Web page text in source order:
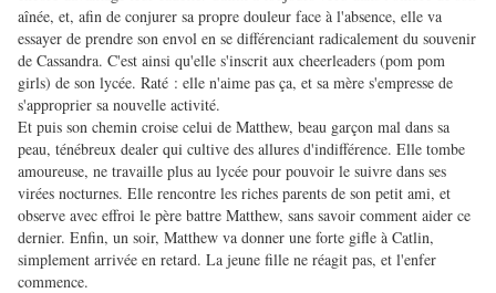
aînée, et, afin de conjurer sa propre douleur face à l'absence, elle va
essayer de prendre son envol en se différenciant radicalement du souvenir
de Cassandra. C'est ainsi qu'elle s'inscrit aux cheerleaders (pom pom
girls) de son lycée. Raté : elle n'aime pas ça, et sa mère s'empresse de
s'approprier sa nouvelle activité.
Et puis son chemin croise celui de Matthew, beau garçon mal dans sa
peau, ténébreux dealer qui cultive des allures d'indifférence. Elle tombe
amoureuse, ne travaille plus au lycée pour pouvoir le suivre dans ses
virées nocturnes. Elle rencontre les riches parents de son petit ami, et
observe avec effroi le père battre Matthew, sans savoir comment aider ce
dernier. Enfin, un soir, Matthew va donner une forte gifle à Catlin,
simplement arrivée en retard. La jeune fille ne réagit pas, et l'enfer
commence.